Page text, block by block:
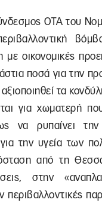
ΟΤΑ του
με οικονομικές
ποσά για την
τα
για χωματερή
να ρυπαίνει
την υγεία των
από τη
στην
περιβαλλοντικές